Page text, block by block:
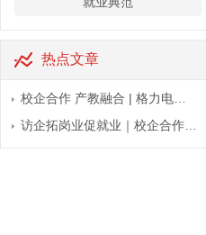
热点文章
校企合作 产教融合 | 格力电…
访企拓岗业促就业｜校企合作…